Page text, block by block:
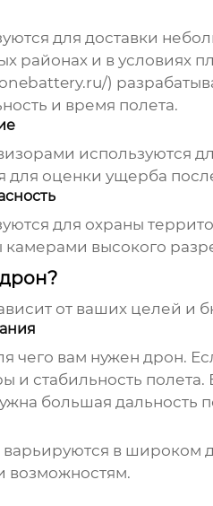
для доставки
районах и в
)
и время полета.
используются
для оценки ущерба
для охраны
высокого
от ваших целей и
чего вам нужен дрон.
и стабильность
большая дальность
варьируются в широком
возможностям.